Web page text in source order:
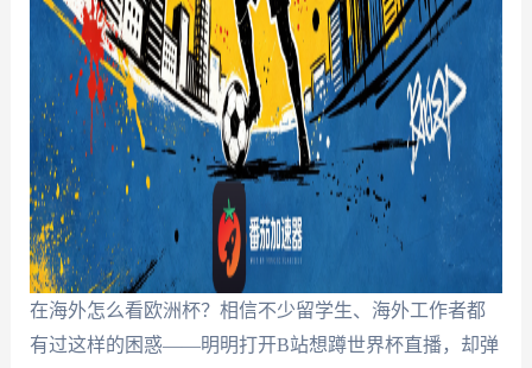
在海外怎么看欧洲杯？相信不少留学生、海外工作者都
有过这样的困惑——明明打开B站想蹲世界杯直播，却弹